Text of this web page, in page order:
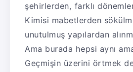
şehirlerden, farklı
Kimisi mabetlerden
unutulmuş yapılardan
Ama burada hepsi aynı
Geçmişin üzerini örtmek